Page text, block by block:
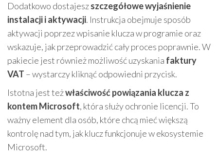
Dodatkowo dostajeszszczegółowe wyjaśnienie
instalacji i aktywacji. Instrukcja obejmuje sposób
aktywacji poprzez wpisanie klucza w programie oraz
wskazuje, jak przeprowadzić cały proces poprawnie. W
pakiecie jest również możliwość uzyskania faktury
VAT – wystarczy kliknąć odpowiedni przycisk.
Istotna jest teżwłaściwość powiązania klucza z
kontem Microsoft, która służy ochronie licencji. To
ważny element dla osób, które chcą mieć większą
kontrolę nad tym, jak klucz funkcjonuje w ekosystemie
Microsoft.